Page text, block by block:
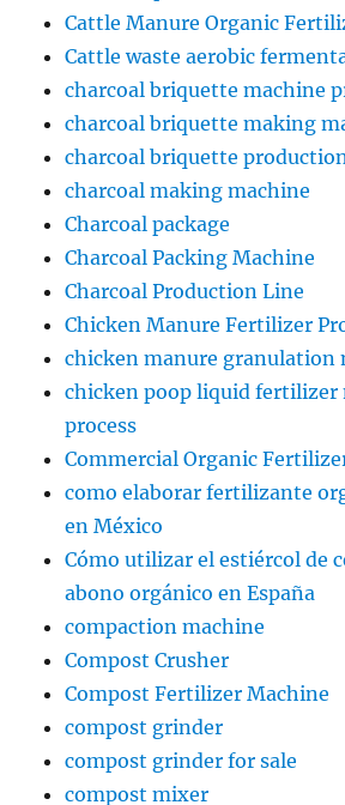
Cattle Manure Organic
Cattle waste aerobic
charcoal briquette machine
charcoal briquette making
charcoal briquette
charcoal making machine
Charcoal package
Charcoal Packing Machine
Charcoal Production Line
Chicken Manure Fertilizer
chicken manure granulation
chicken poop liquid
process
Commercial Organic
como elaborar fertilizante
en México
Cómo utilizar el estiércol de
abono orgánico en España
compaction machine
Compost Crusher
Compost Fertilizer Machine
compost grinder
compost grinder for sale
compost mixer